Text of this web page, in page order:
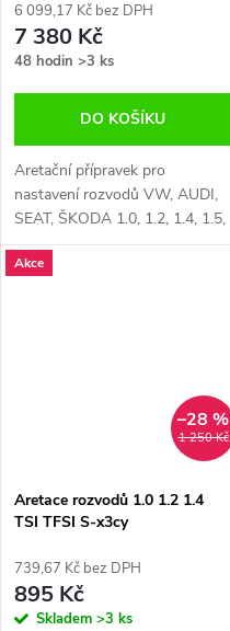
6 099,17 Kč bez DPH
7 380 Kč
48 hodin >3 ks
DO KOŠÍKU
Aretační přípravek pro
nastavení rozvodů VW, AUDI,
SEAT, ŠKODA 1.0, 1.2, 1.4, 1.5,
1.6 TSI, VAG
Akce
1 250 Kč
–28 %
Aretace rozvodů 1.0 1.2 1.4
TSI TFSI S-x3cy
739,67 Kč bez DPH
895 Kč
Skladem >3 ks